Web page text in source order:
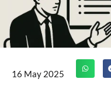
16 May 2025